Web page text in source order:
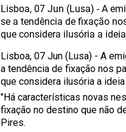
Lisboa, 07 Jun (Lusa) - A
se a tendência de fixação
que considera ilusória a
Lisboa, 07 Jun (Lusa) - A
a tendência de fixação nos
que considera ilusória a
"Há características novas
fixação no destino que não
Pires.